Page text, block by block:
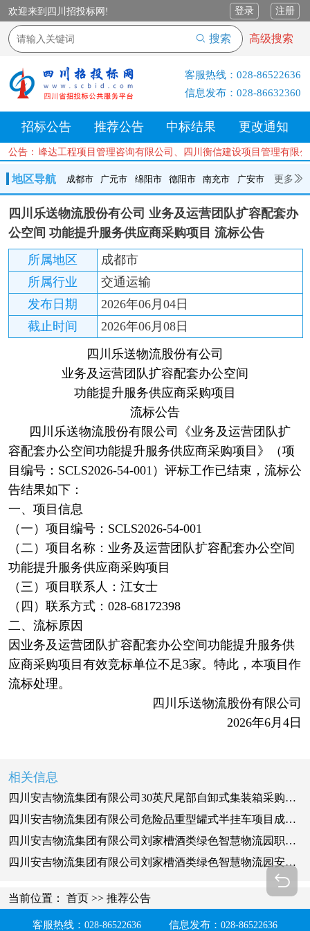
欢迎来到四川招投标网! 登录 注册
搜索 高级搜索
客服热线： 028-86522636
信息发布： 028-86632360
招标公告 推荐公告 中标结果 更改通知
公告：峰达工程项目管理咨询有限公司、四川衡信建设项目管理
地区导航 成都市 广元市 绵阳市 德阳市 南充市 广安市 更多
成都市 广元市 绵阳市 德阳市 南充市 广安市
遂宁市
内江市
乐山市 自贡市 泸州市 宜宾市 攀枝花
达州市
资阳市 眉山市 雅安市 阿坝州 甘孜州 凉山州
四川乐送物流股份有公司 业务及运营团队扩容配套办
公空间 功能提升服务供应商采购项目 流标公告
所属地区
成都市
所属行业
交通运输
发布日期
2026年06月04日
截止时间
2026年06月08日
四川乐送物流股份有公司
业务及运营团队扩容配套办公空间
功能提升服务供应商采购项目
流标公告
四川乐送物流股份有限公司《业务及运营团队扩
容配套办公空间功能提升服务供应商采购项目》（项
目编号：SCLS2026-54-001）评标工作已结束，流标公
告结果如下：
一、项目信息
（一）项目编号：SCLS2026-54-001
（二）项目名称：业务及运营团队扩容配套办公空间
功能提升服务供应商采购项目
（三）项目联系人：江女士
（四）联系方式：028-68172398
二、流标原因
因业务及运营团队扩容配套办公空间功能提升服务供
应商采购项目有效竞标单位不足3家。特此，本项目作
流标处理。
四川乐送物流股份有限公司
2026年6月4日
相关信息
四川安吉物流集团有限公司30英尺尾部自卸式集装箱采购项目成交候选人公示
四川安吉物流集团有限公司危险品重型罐式半挂车项目成交候选人公示
四川安吉物流集团有限公司刘家槽酒类绿色智慧物流园职业病危害预评价服务（二次）成交候选人公示
四川安吉物流集团有限公司刘家槽酒类绿色智慧物流园安全预评价服务（二次）成交候选人公示
当前位置： 首页 >> 推荐公告
客服热线： 028-86522636 信息发布：028-86522636